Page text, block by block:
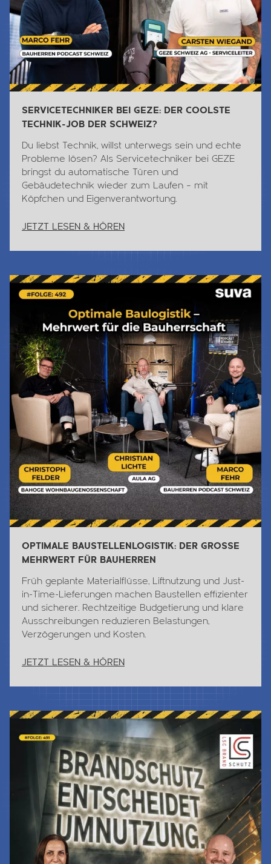
SERVICETECHNIKER BEI GEZE: DER COOLSTE
TECHNIK-JOB DER SCHWEIZ?
Du liebst Technik, willst unterwegs sein und echte
Probleme lösen? Als Servicetechniker bei GEZE
bringst du automatische Türen und
Gebäudetechnik wieder zum Laufen – mit
Köpfchen und Eigenverantwortung.
JETZT LESEN & HÖREN
OPTIMALE BAUSTELLENLOGISTIK: DER GROSSE
MEHRWERT FÜR BAUHERREN
Früh geplante Materialflüsse, Liftnutzung und Just-
in-Time-Lieferungen machen Baustellen effizienter
und sicherer. Rechtzeitige Budgetierung und klare
Ausschreibungen reduzieren Belastungen,
Verzögerungen und Kosten.
JETZT LESEN & HÖREN
Jetzt Lesen & Hören
Jetzt Lesen & Hören